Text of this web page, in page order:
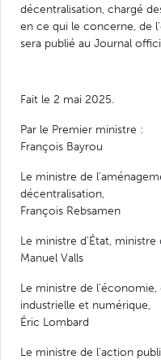
décentralisation, chargé
en ce qui le concerne, de
sera publié au Journal
Fait le 2 mai 2025.
Par le Premier ministre :
François Bayrou
Le ministre de
décentralisation,
François Rebsamen
Le ministre d'État,
Manuel Valls
Le ministre de l'économie,
industrielle et numérique,
Éric Lombard
Le ministre de l'action